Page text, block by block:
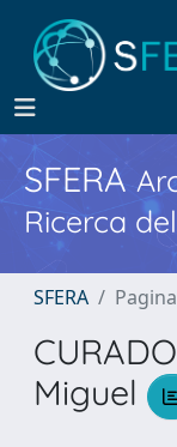
SFERA
Ricerca
SFERA
Miguel